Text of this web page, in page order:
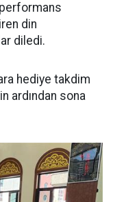
performans
din
diledi.
hediye takdim
ardından sona